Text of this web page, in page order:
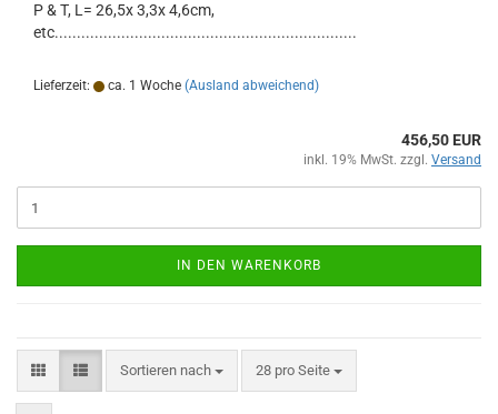
P & T, L= 26,5x 3,3x 4,6cm,
etc....................................................................
Lieferzeit: ca. 1 Woche (Ausland abweichend)
456,50 EUR
inkl. 19% MwSt. zzgl. Versand
IN DEN WARENKORB
Sortieren nach
Sortieren nach 28 pro Seite
pro Seite